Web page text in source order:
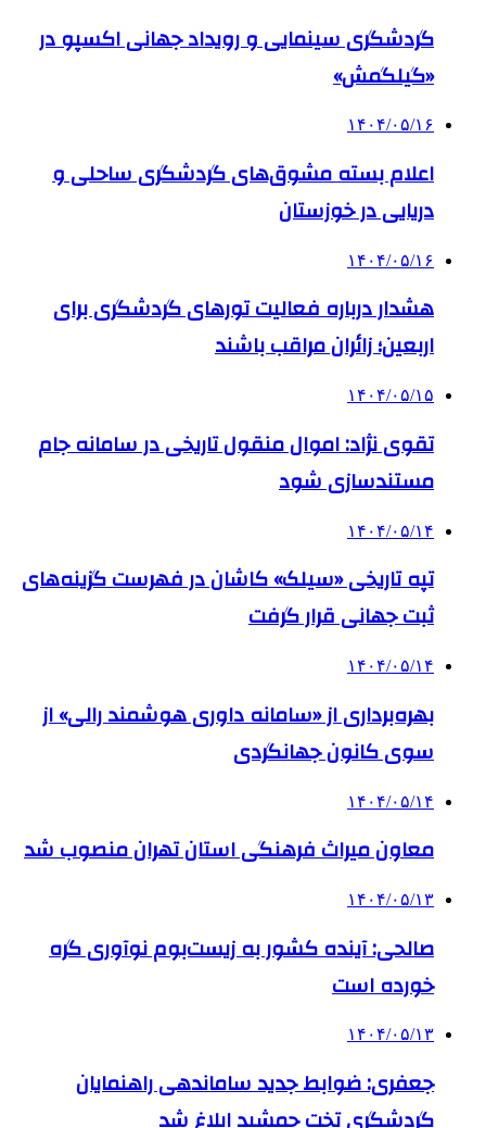
گردشگری سینمایی و رویداد جهانی اکسپو در
«گیلگمش»
۱۴۰۴/۰۵/۱۶
اعلام بسته مشوق‌های گردشگری ساحلی و
دریایی در خوزستان
۱۴۰۴/۰۵/۱۶
هشدار درباره فعالیت تورهای گردشگری برای
اربعین؛ زائران مراقب باشند
۱۴۰۴/۰۵/۱۵
تقوی نژاد: اموال منقول تاریخی در سامانه جام
مستندسازی شود
۱۴۰۴/۰۵/۱۴
تپه تاریخی «سیلک» کاشان در فهرست گزینه‌های
ثبت جهانی قرار گرفت
۱۴۰۴/۰۵/۱۴
بهره‌برداری از «سامانه داوری هوشمند رالی» از
سوی کانون جهانگردی
۱۴۰۴/۰۵/۱۴
معاون میراث فرهنگی استان تهران منصوب شد
۱۴۰۴/۰۵/۱۳
صالحی: آینده کشور به زیست‌بوم نوآوری گره
خورده است
۱۴۰۴/۰۵/۱۳
جعفری: ضوابط جدید ساماندهی راهنمایان
گردشگری تخت جمشید ابلاغ شد